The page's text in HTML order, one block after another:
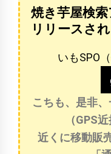
焼き芋屋検
リリースされ
いもSPO
こちも、是非、
（GPS
近くに移動販